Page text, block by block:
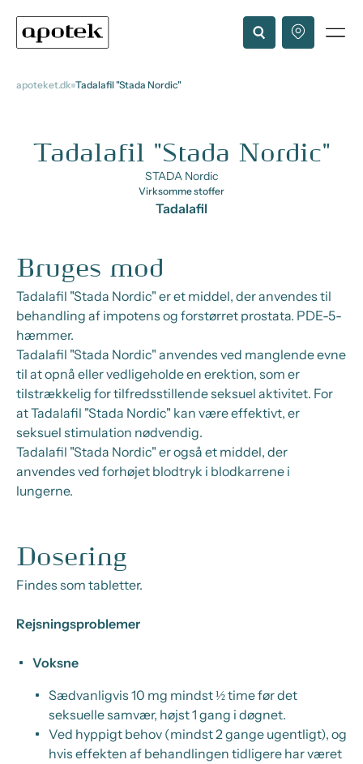
apoteket.dk Tadalafil "Stada Nordic"
Tadalafil "Stada Nordic"
STADA Nordic
Virksomme stoffer
Tadalafil
Bruges mod
Tadalafil "Stada Nordic" er et middel, der anvendes til
behandling af impotens og forstørret prostata. PDE-5-
hæmmer.
Tadalafil "Stada Nordic" anvendes ved manglende evne
til at opnå eller vedligeholde en erektion, som er
tilstrækkelig for tilfredsstillende seksuel aktivitet. For
at Tadalafil "Stada Nordic" kan være effektivt, er
seksuel stimulation nødvendig.
Tadalafil "Stada Nordic" er også et middel, der
anvendes ved forhøjet blodtryk i blodkarrene i
lungerne.
Dosering
Findes som tabletter.
Rejsningsproblemer
Voksne
Sædvanligvis 10 mg mindst ½ time før det
seksuelle samvær, højst 1 gang i døgnet.
Ved hyppigt behov (mindst 2 gange ugentligt), og
hvis effekten af behandlingen tidligere har været